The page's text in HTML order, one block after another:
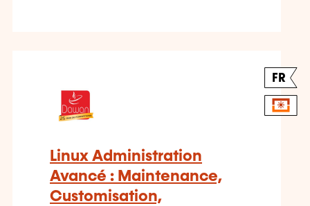
FR
Linux Administration
Avancé : Maintenance,
Customisation,